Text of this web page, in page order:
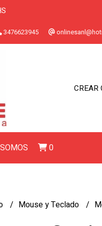
3476623945
CREAR
0
Mouse y Teclado